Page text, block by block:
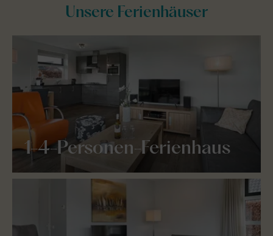
Unsere Ferienhäuser
1-4-Personen-Ferienhaus